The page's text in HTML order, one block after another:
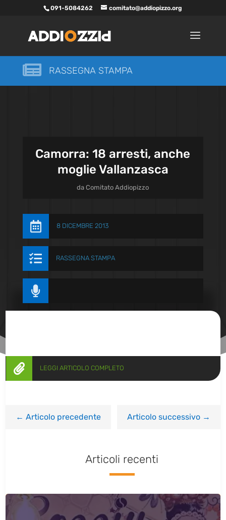
091-5084262 comitato@addiopizzo.org
 RASSEGNA STAMPA
Camorra: 18 arresti, anche
moglie Vallanzasca
daComitato Addiopizzo
 8 DICEMBRE 2013
 RASSEGNA STAMPA

 LEGGI ARTICOLO COMPLETO
←Articolo precedente Articolo successivo→
Articoli recenti